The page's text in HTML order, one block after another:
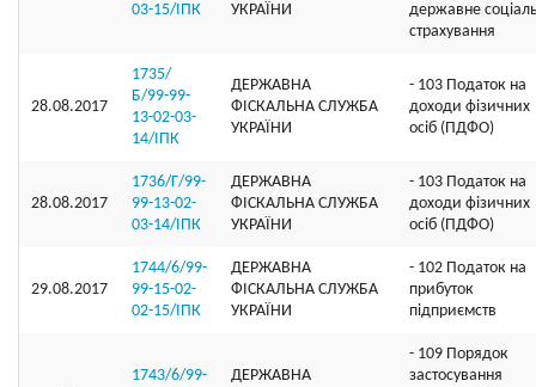
03-15/ІПК
УКРАЇНИ
державне
страхування
28.08.2017
1735/
Б/99-99-
13-02-03-
14/ІПК
ДЕРЖАВНА
ФІСКАЛЬНА СЛУЖБА
УКРАЇНИ
- 103 Податок на
доходи фізичних
осіб (ПДФО)
28.08.2017
1736/Г/99-
99-13-02-
03-14/ІПК
ДЕРЖАВНА
ФІСКАЛЬНА СЛУЖБА
УКРАЇНИ
- 103 Податок на
доходи фізичних
осіб (ПДФО)
29.08.2017
1744/6/99-
99-15-02-
02-15/ІПК
ДЕРЖАВНА
ФІСКАЛЬНА СЛУЖБА
УКРАЇНИ
- 102 Податок на
прибуток
підприємств
1743/6/99-
ДЕРЖАВНА
- 109 Порядок
застосування